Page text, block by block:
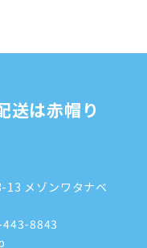
送は赤帽り
13 メゾンワタナベ
8843